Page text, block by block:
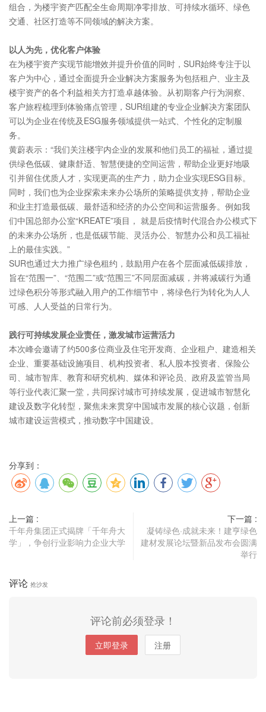
组合，为楼宇资产匹配全生命周期净零排放、可持续水循环、绿色
交通、社区打造等不同领域的解决方案。
以人为先 ，优化客户体验
在为楼宇资产实现节能增效并提升价值的同时，SUR始终专注于以
客户为中心，通过全面提升企业解决方案服务为包括租户、业主及
楼宇资产的各个利益相关方打造卓越体验。从初期客户行为洞察、
客户旅程梳理到体验痛点管理，SUR组建的专业企业解决方案团队
可以为企业在传统及ESG服务领域提供一站式、个性化的定制服
务。
黄蔚表示：“我们关注楼宇内企业的发展和他们员工的福祉，通过提
供绿色低碳、健康舒适、智慧便捷的空间运营，帮助企业更好地吸
引并留住优质人才，实现更高的生产力，助力企业实现ESG目标。
同时，我们也为企业探索未来办公场所的策略提供支持，帮助企业
和业主打造最低碳、最舒适和经济的办公空间和运营服务。例如我
们中国总部办公室“KREATE”项目， 就是后疫情时代混合办公模式下
的未来办公场所，也是低碳节能、灵活办公、智慧办公和员工福祉
上的最佳实践。”
SUR也通过大力推广绿色租约，鼓励用户在各个层面减低碳排放，
旨在“范围一”、“范围二”或“范围三”不同层面减碳，并将减碳行为通
过绿色积分等形式融入用户的工作细节中，将绿色行为转化为人人
可感、人人受益的日常行为。
践行可持续发展企业责任，激发城市运营活力
本次峰会邀请了约500多位商业及住宅开发商、企业租户、建造相关
企业、重要基础设施项目、机构投资者、私人股本投资者、保险公
司、城市智库、教育和研究机构、媒体和评论员、政府及监管当局
等行业代表汇聚一堂，共同探讨城市可持续发展，促进城市智慧化
建设及数字化转型，聚焦未来贯穿中国城市发展的核心议题，创新
城市建设运营模式，推动数字中国建设。
分享到：
上一篇 :
千年舟集团正式揭牌「千年舟大
学」，争创行业影响力企业大学
下一篇 :
凝铸绿色·成就未来！建亨绿色
建材发展论坛暨新品发布会圆满
举行
评论 抢沙发
评论前必须登录！
立即登录 注册